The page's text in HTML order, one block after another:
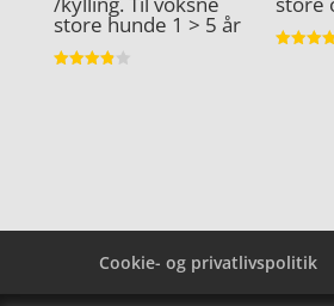
store hunde 1 > 5 år
Cookie- og privatlivspolitik